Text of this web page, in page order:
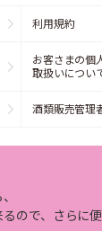
利用規約
お客さまの個
取扱いについ
酒類販売管理
ので、さらに便